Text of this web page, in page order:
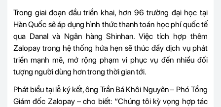
Trong giai đoạn đầu triển khai, hơn 96 trường đại học tại
Hàn Quốc sẽ áp dụng hình thức thanh toán học phí quốc tế
qua Danal và Ngân hàng Shinhan. Việc tích hợp thêm
Zalopay trong hệ thống hứa hẹn sẽ thúc đẩy dịch vụ phát
triển mạnh mẽ, mở rộng phạm vi phục vụ đến nhiều đối
tượng người dùng hơn trong thời gian tới.
Phát biểu tại lễ ký kết, ông Trần Bá Khôi Nguyên – Phó Tổng
Giám đốc Zalopay – cho biết: “Chúng tôi kỳ vọng hợp tác